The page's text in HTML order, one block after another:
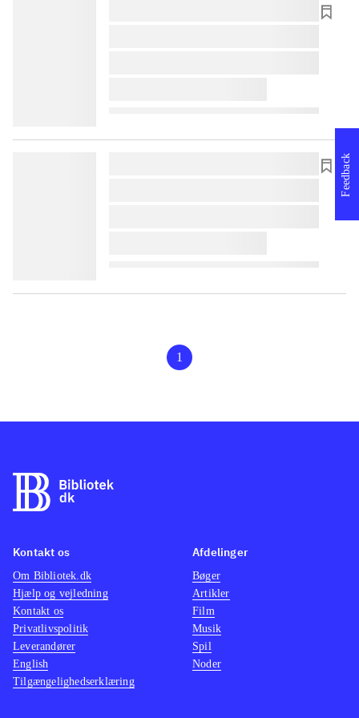
lorem ipsum dolor sit amet ...
lorem ipsum dolor sit amet ...
lorem ipsum dolor sit amet ...
lorem ipsum dolor sit amet ...
1
Feedback
Kontakt os
Om Bibliotek.dk
Hjælp og vejledning
Kontakt os
Privatlivspolitik
Leverandører
English
Tilgængelighedserklæring
Afdelinger
Bøger
Artikler
Film
Musik
Spil
Noder